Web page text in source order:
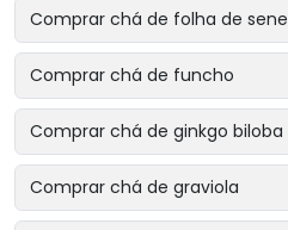
Comprar chá de folha de sene
Comprar chá de funcho
Comprar chá de ginkgo biloba
Comprar chá de graviola